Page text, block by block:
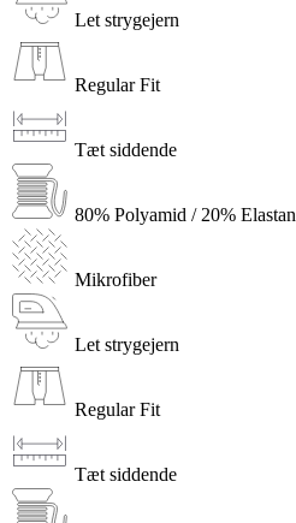
Let strygejern
Regular Fit
Tæt siddende
80% Polyamid / 20% Elastan
Mikrofiber
Let strygejern
Regular Fit
Tæt siddende